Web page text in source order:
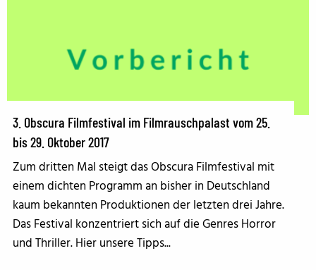
3. Obscura Filmfestival im Filmrauschpalast vom 25.
bis 29. Oktober 2017
Zum dritten Mal steigt das Obscura Filmfestival mit
einem dichten Programm an bisher in Deutschland
kaum bekannten Produktionen der letzten drei Jahre.
Das Festival konzentriert sich auf die Genres Horror
und Thriller. Hier unsere Tipps...